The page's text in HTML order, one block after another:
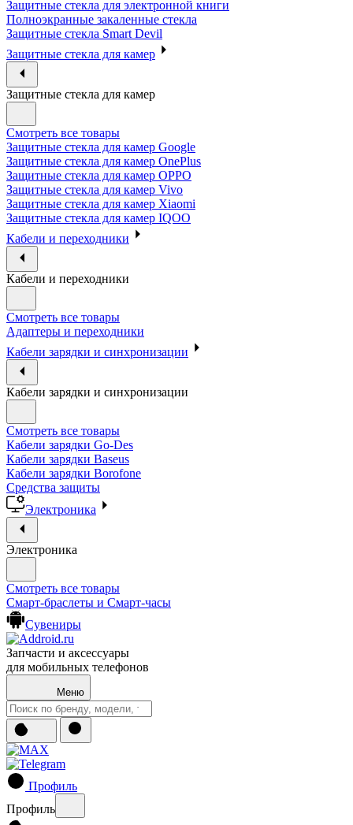
Защитные стекла для электронной книги
Полноэкранные закаленные стекла
Защитные стекла Smart Devil
Защитные стекла для камер
Защитные стекла для камер
Смотреть все товары
Защитные стекла для камер Google
Защитные стекла для камер OnePlus
Защитные стекла для камер OPPO
Защитные стекла для камер Vivo
Защитные стекла для камер Xiaomi
Защитные стекла для камер IQOO
Кабели и переходники
Кабели и переходники
Смотреть все товары
Адаптеры и переходники
Кабели зарядки и синхронизации
Кабели зарядки и синхронизации
Смотреть все товары
Кабели зарядки Go-Des
Кабели зарядки Baseus
Кабели зарядки Borofone
Средства защиты
Электроника
Электроника
Смотреть все товары
Смарт-браслеты и Смарт-часы
Сувениры
Запчасти и аксессуары
для мобильных телефонов
Меню
Профиль
Профиль